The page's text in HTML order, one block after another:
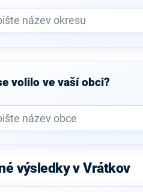
volilo ve vaší obci?
výsledky v Vrátkov